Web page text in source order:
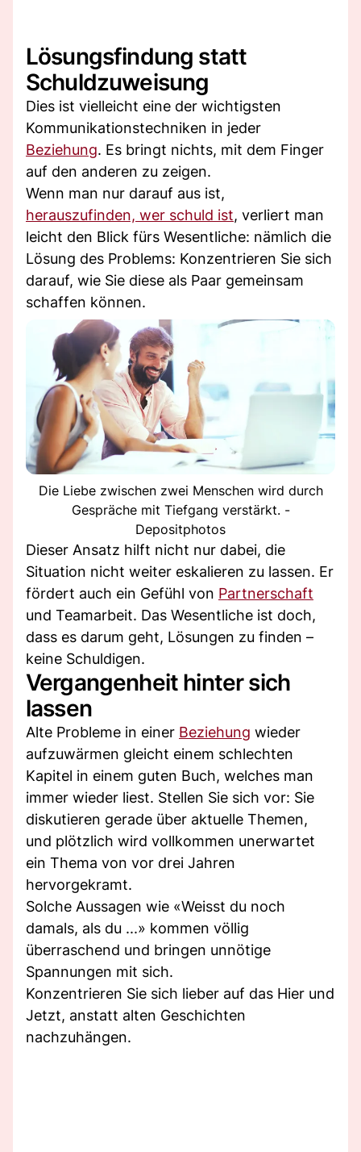
Lösungsfindung statt
Schuldzuweisung
Dies ist vielleicht eine der wichtigsten
Kommunikationstechniken in jeder
Beziehung. Es bringt nichts, mit dem Finger
auf den anderen zu zeigen.
Wenn man nur darauf aus ist,
herauszufinden, wer schuld ist, verliert man
leicht den Blick fürs Wesentliche: nämlich die
Lösung des Problems: Konzentrieren Sie sich
darauf, wie Sie diese als Paar gemeinsam
schaffen können.
Die Liebe zwischen zwei Menschen wird durch
Gespräche mit Tiefgang verstärkt. -
Depositphotos
Dieser Ansatz hilft nicht nur dabei, die
Situation nicht weiter eskalieren zu lassen. Er
fördert auch ein Gefühl von Partnerschaft
und Teamarbeit. Das Wesentliche ist doch,
dass es darum geht, Lösungen zu finden –
keine Schuldigen.
Vergangenheit hinter sich
lassen
Alte Probleme in einer Beziehung wieder
aufzuwärmen gleicht einem schlechten
Kapitel in einem guten Buch, welches man
immer wieder liest. Stellen Sie sich vor: Sie
diskutieren gerade über aktuelle Themen,
und plötzlich wird vollkommen unerwartet
ein Thema von vor drei Jahren
hervorgekramt.
Solche Aussagen wie «Weisst du noch
damals, als du ...» kommen völlig
überraschend und bringen unnötige
Spannungen mit sich.
Konzentrieren Sie sich lieber auf das Hier und
Jetzt, anstatt alten Geschichten
nachzuhängen.